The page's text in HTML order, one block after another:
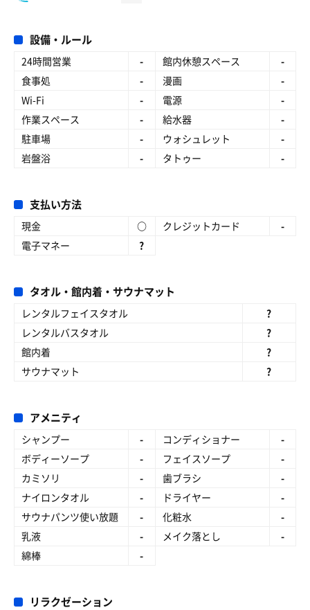
設備・ルール
24時間営業 - 館内休憩スペース
-
食事処
- 漫画
-
Wi-Fi
- 電源
-
作業スペース
- 給水器
-
駐車場
- ウォシュレット
-
岩盤浴
- タトゥー -
支払い方法
現金 ○ クレジットカード
-
電子マネー
?
タオル・館内着・サウナマット
レンタルフェイスタオル
?
レンタルバスタオル
?
館内着
?
サウナマット
?
アメニティ
シャンプー - コンディショナー
-
ボディーソープ
- フェイスソープ
-
カミソリ
- 歯ブラシ
-
ナイロンタオル
- ドライヤー
-
サウナパンツ使い放題
- 化粧水
-
乳液
- メイク落とし
-
綿棒
-
リラクゼーション